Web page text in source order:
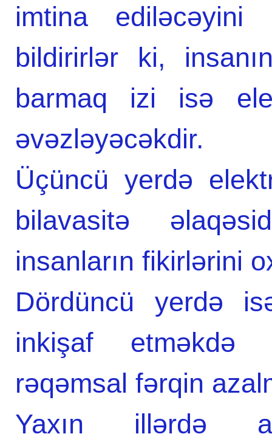
imtina ediləcəyini
bildirirlər ki,
barmaq izi isə
əvəzləyəcəkdir.
Üçüncü yerdə
bilavasitə
insanların fikirlərini
Dördüncü yerdə
inkişaf etməkdə
rəqəmsal fərqin
Yaxın illərdə